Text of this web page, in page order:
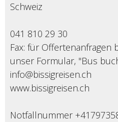
Schweiz
041 810 29 30
Fax: für Offertenanfragen
unser Formular, "Bus
info@bissigreisen.ch
www.bissigreisen.ch
Notfallnummer